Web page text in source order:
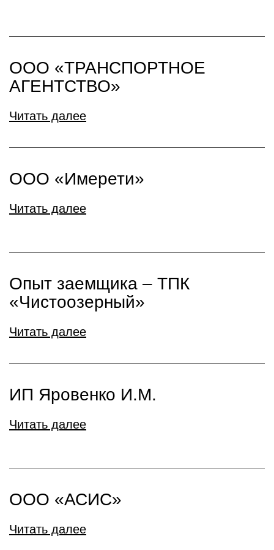
ООО «ТРАНСПОРТНОЕ
АГЕНТСТВО»
Читать далее
ООО «Имерети»
Читать далее
Опыт заемщика – ТПК
«Чистоозерный»
Читать далее
ИП Яровенко И.М.
Читать далее
ООО «АСИС»
Читать далее